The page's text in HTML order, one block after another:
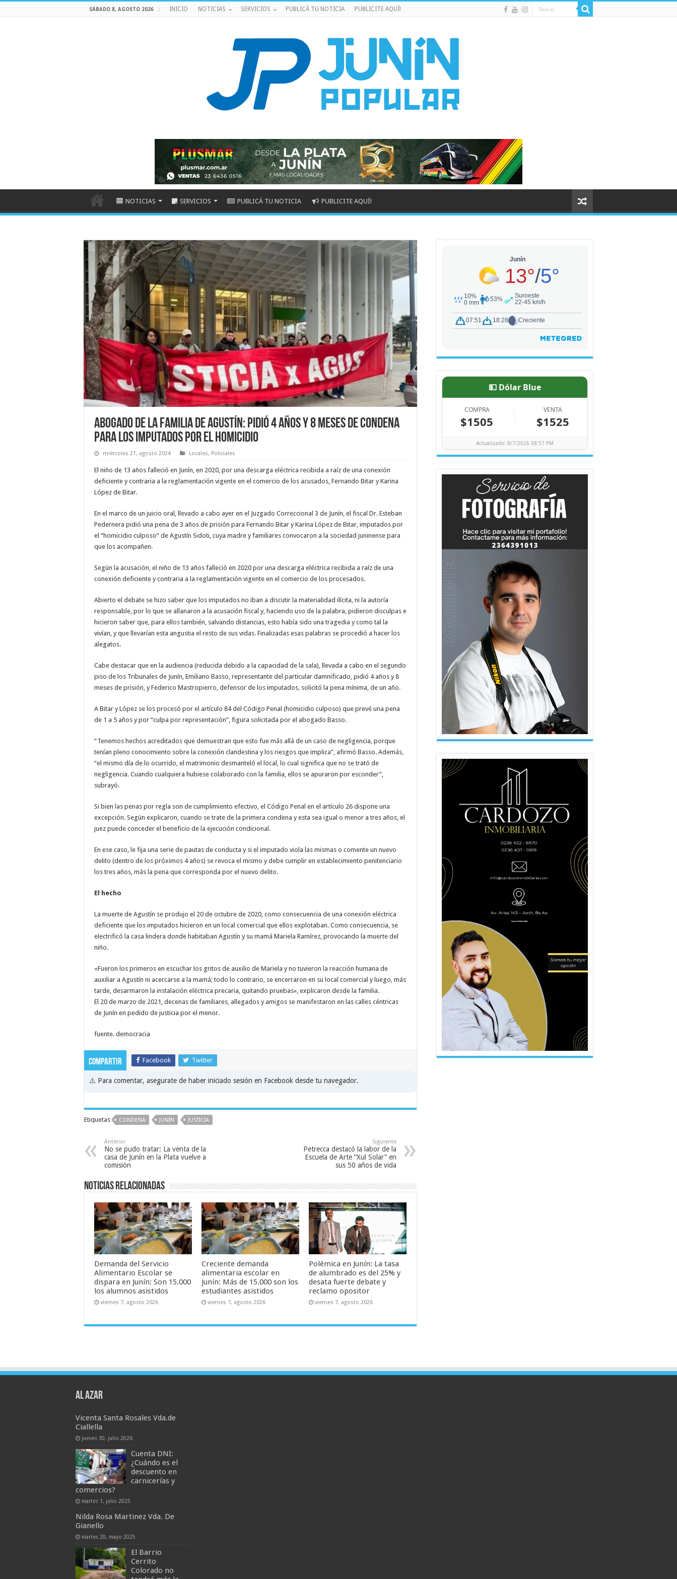
SÁBADO 8, AGOSTO 2026 INICIO NOTICIAS SERVICIOS PUBLICÁ TU NOTICIA PUBLICITE AQUÍ!
NOTICIAS SERVICIOS PUBLICÁ TU NOTICIA PUBLICITE AQUÍ!
Abogado de la familia de Agustín: pidió 4 años y 8 meses de condena
para los imputados por el homicidio
miércoles 21, agosto 2024 Locales, Policiales
El niño de 13 años falleció en Junín, en 2020, por una descarga eléctrica recibida a raíz de una conexión
deficiente y contraria a la reglamentación vigente en el comercio de los acusados, Fernando Bitar y Karina
López de Bitar.
En el marco de un juicio oral, llevado a cabo ayer en el Juzgado Correccional 3 de Junín, el fiscal Dr. Esteban
Pedernera pidió una pena de 3 años de prisión para Fernando Bitar y Karina López de Bitar, imputados por
el “homicidio culposo” de Agustín Sidoti, cuya madre y familiares convocaron a la sociedad juninense para
que los acompañen.
Según la acusación, el niño de 13 años falleció en 2020 por una descarga eléctrica recibida a raíz de una
conexión deficiente y contraria a la reglamentación vigente en el comercio de los procesados.
Abierto el debate se hizo saber que los imputados no iban a discutir la materialidad ilícita, ni la autoría
responsable, por lo que se allanaron a la acusación fiscal y, haciendo uso de la palabra, pidieron disculpas e
hicieron saber que, para ellos también, salvando distancias, esto había sido una tragedia y como tal la
vivían, y que llevarían esta angustia el resto de sus vidas. Finalizadas esas palabras se procedió a hacer los
alegatos.
Cabe destacar que en la audiencia (reducida debido a la capacidad de la sala), llevada a cabo en el segundo
piso de los Tribunales de Junín, Emiliano Basso, representante del particular damnificado, pidió 4 años y 8
meses de prisión, y Federico Mastropierro, defensor de los imputados, solicitó la pena mínima, de un año.
A Bitar y López se los procesó por el artículo 84 del Código Penal (homicidio culposo) que prevé una pena
de 1 a 5 años y por “culpa por representación”, figura solicitada por el abogado Basso.
“Tenemos hechos acreditados que demuestran que esto fue más allá de un caso de negligencia, porque
tenían pleno conocimiento sobre la conexión clandestina y los riesgos que implica”, afirmó Basso. Además,
“el mismo día de lo ocurrido, el matrimonio desmanteló el local, lo cual significa que no se trató de
negligencia. Cuando cualquiera hubiese colaborado con la familia, ellos se apuraron por esconder”,
subrayó.
Si bien las penas por regla son de cumplimiento efectivo, el Código Penal en el artículo 26 dispone una
excepción. Según explicaron, cuando se trate de la primera condena y esta sea igual o menor a tres años, el
juez puede conceder el beneficio de la ejecución condicional.
En ese caso, le fija una serie de pautas de conducta y si el imputado viola las mismas o comente un nuevo
delito (dentro de los próximos 4 años) se revoca el mismo y debe cumplir en establecimiento penitenciario
los tres años, más la pena que corresponda por el nuevo delito.
El hecho
La muerte de Agustín se produjo el 20 de octubre de 2020, como consecuencia de una conexión eléctrica
deficiente que los imputados hicieron en un local comercial que ellos explotaban. Como consecuencia, se
electrificó la casa lindera donde habitaban Agustín y su mamá Mariela Ramírez, provocando la muerte del
niño.
«Fueron los primeros en escuchar los gritos de auxilio de Mariela y no tuvieron la reacción humana de
auxiliar a Agustín ni acercarse a la mamá; todo lo contrario, se encerraron en su local comercial y luego, más
tarde, desarmaron la instalación eléctrica precaria, quitando pruebas», explicaron desde la familia.
El 20 de marzo de 2021, decenas de familiares, allegados y amigos se manifestaron en las calles céntricas
de Junín en pedido de justicia por el menor.
fuente. democracia
Compartir Facebook Twitter
⚠️ Para comentar, asegurate de haber iniciado sesión en Facebook desde tu navegador.
Etiquetas CONDENA JUNÍN JUSTICIA
Anterior
No se pudo tratar: La venta de la
casa de Junín en la Plata vuelve a
comisión
Siguiente
Petrecca destacó la labor de la
Escuela de Arte “Xul Solar” en
sus 50 años de vida
Noticias relacionadas
Demanda del Servicio
Alimentario Escolar se
dispara en Junín: Son 15.000
los alumnos asistidos
viernes 7, agosto 2026
Creciente demanda
alimentaria escolar en
Junín: Más de 15.000 son los
estudiantes asistidos
viernes 7, agosto 2026
Polémica en Junín: La tasa
de alumbrado es del 25% y
desata fuerte debate y
reclamo opositor
viernes 7, agosto 2026
💵 Dólar Blue
COMPRA
$1505
VENTA
$1525
Actualizado: 8/7/2026 08:57 PM
AL AZAR
Vicenta Santa Rosales Vda.de
Ciallella
jueves 30, julio 2026
Cuenta DNI:
¿Cuándo es el
descuento en
carnicerías y
comercios?
martes 1, julio 2025
Nilda Rosa Martinez Vda. De
Gianello
martes 20, mayo 2025
El Barrio
Cerrito
Colorado no